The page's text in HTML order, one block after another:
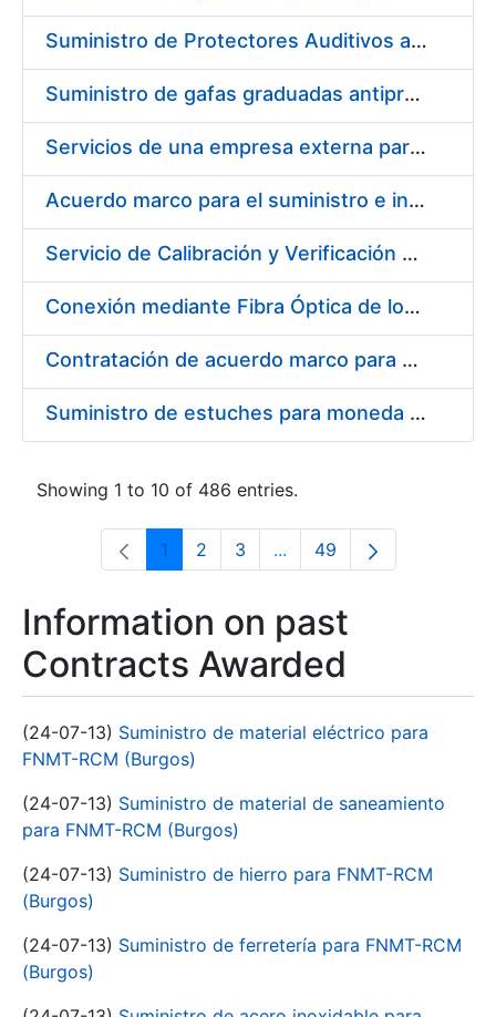
Suministro de Protectores Auditivos a medida para las personas trabajadoras de los Centros de Trabajo de Madrid y Burgos
Suministro de gafas graduadas antiproyecciones para los trabajadores de la FNMT-RCM en los centros de trabajo de Madrid y Burgos
Servicios de una empresa externa para el asesoramiento y resolución de los recursos de alzada que se presentan relacionados con procesos de selección para la FNMT-RCM
Acuerdo marco para el suministro e instalación de persianas, estores y otros complementos
Servicio de Calibración y Verificación Externa de los Equipos de Medición del Servicio de Prevención de la FNMT-RCM
Conexión mediante Fibra Óptica de los Centros de Proceso de Datos (CPDs) de las sedes de la FNMT-RCM de Burgos y Madrid
Contratación de acuerdo marco para el Suministro de Material de Electricidad para la Fábrica Nacional de Moneda y Timbre-Real Casa de la Moneda en su centro de trabajo de Burgos
Suministro de estuches para moneda de 30 €
Showing 1 to 10 of 486 entries.
Page
1 Page
2 Page
3 ...Intermediate Pages Use
Page
49
Information on past
Contracts Awarded
(24-07-13) Suministro de material eléctrico para
FNMT-RCM (Burgos)
(24-07-13) Suministro de material de saneamiento
para FNMT-RCM (Burgos)
(24-07-13) Suministro de hierro para FNMT-RCM
(Burgos)
(24-07-13) Suministro de ferretería para FNMT-RCM
(Burgos)